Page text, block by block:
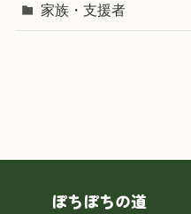
家族・支援者
ぽちぽちの道